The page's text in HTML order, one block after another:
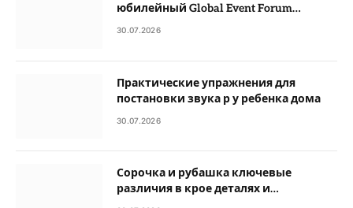
юбилейный Global Event Forum
открывает новую главу
30.07.2026
Практические упражнения для
постановки звука р у ребенка дома
30.07.2026
Сорочка и рубашка ключевые
различия в крое деталях и
назначении одежды